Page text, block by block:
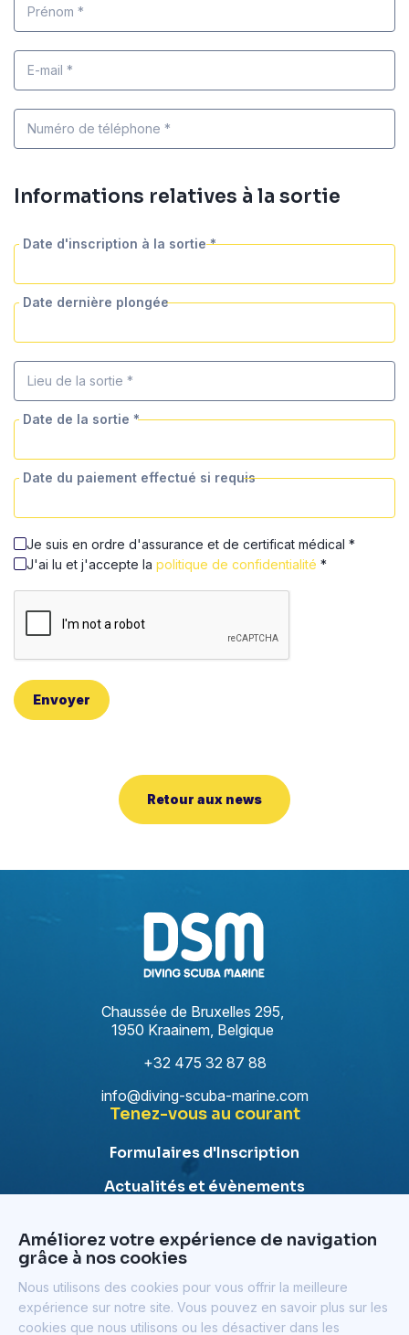
Prénom *
E-mail *
Numéro de téléphone *
Informations relatives à la sortie
Date d'inscription à la sortie *
Date dernière plongée
Lieu de la sortie *
Date de la sortie *
Date du paiement effectué si requis
Je suis en ordre d'assurance et de certificat médical *
J'ai lu et j'accepte la politique de confidentialité *
Envoyer
Retour aux news
Chaussée de Bruxelles 295,
1950 Kraainem, Belgique
+32 475 32 87 88
info@diving-scuba-marine.com
Tenez-vous au courant
Formulaires d'Inscription
Actualités et évènements
Prenez contact avec nous !
Contact Notre newsletter
Améliorez votre expérience de navigation
grâce à nos cookies
Nous utilisons des cookies pour vous offrir la meilleure
expérience sur notre site. Vous pouvez en savoir plus sur les
cookies que nous utilisons ou les désactiver dans les